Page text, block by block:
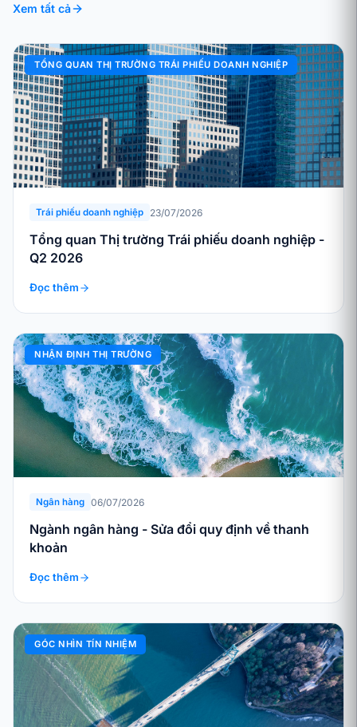
Xem tất cả
TỔNG QUAN THỊ TRƯỜNG TRÁI PHIẾU DOANH NGHIỆP
Trái phiếu doanh nghiệp 23/07/2026
Tổng quan Thị trường Trái phiếu doanh nghiệp -
Q2 2026
Đọc thêm
NHẬN ĐỊNH THỊ TRƯỜNG
Ngân hàng 06/07/2026
Ngành ngân hàng - Sửa đổi quy định về thanh
khoản
Đọc thêm
GÓC NHÌN TÍN NHIỆM